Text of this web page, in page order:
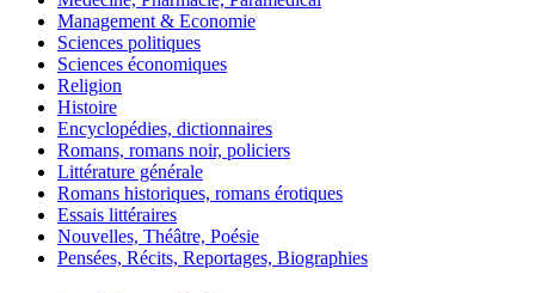
Management & Economie
Sciences politiques
Sciences économiques
Religion
Histoire
Encyclopédies, dictionnaires
Romans, romans noir, policiers
Littérature générale
Romans historiques, romans érotiques
Essais littéraires
Nouvelles, Théâtre, Poésie
Pensées, Récits, Reportages, Biographies